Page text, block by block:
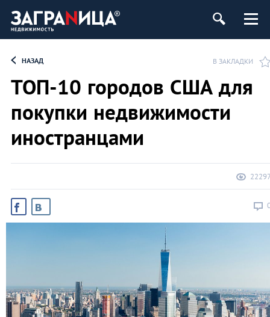
НАЗАД В ЗАКЛАДКИ
ТОП-10 городов США для
покупки недвижимости
иностранцами